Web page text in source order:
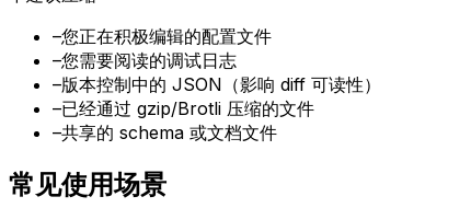
–您正在积极编辑的配置文件
–您需要阅读的调试日志
–版本控制中的 JSON（影响 diff 可读性）
–已经通过 gzip/Brotli 压缩的文件
–共享的 schema 或文档文件
常见使用场景